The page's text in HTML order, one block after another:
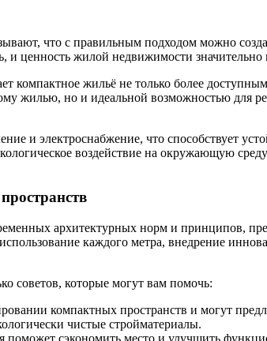
что с правильным подходом можно
ценность жилой недвижимости значительно
жильё не только более
жилью, но и идеальной возможностью для
и электроснабжение, что способствует
воздействие на окружающую
архитектурных норм и принципов,
каждого метра, внедрение
советов, которые могут вам помочь:
компактных пространств и могут
чистые стройматериалы.
сэкономить место и улучшить